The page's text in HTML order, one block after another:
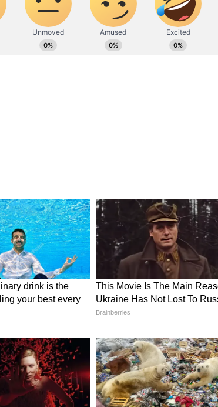
कि दोनों देशों के नेताओं के बीच बैठकों ने व्यवसायों
अंतरिक्ष, ऊर्जा और मानव संसाधन विकास जैसे
में सक्षम बनाया है।
से एमएसएमई के बीच इंडस्ट्री 5.0 और स्मार्ट
जारी रखेगा।
साझेदारी का अहम स्तंभ
डेवलपमेंट को साझेदारी का एक और महत्वपूर्ण स्तंभ
(TITP) और स्पेसिफाइड स्किल वर्कर फ्रेमवर्क जैसी
की प्रौद्योगिकियों के साथ संरेखित संरचित उद्योग
की प्रबल क्षमता है। (एएनआई)
इस कहानी को एशियानेट न्यूज एडिटोरियल